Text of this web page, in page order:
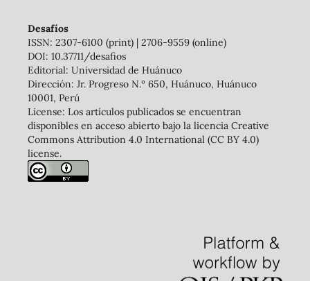
Desafíos
ISSN: 2307-6100 (print) | 2706-9559 (online)
DOI: 10.37711/desafios
Editorial: Universidad de Huánuco
Dirección: Jr. Progreso N.º 650, Huánuco, Huánuco
10001, Perú
License: Los artículos publicados se encuentran
disponibles en acceso abierto bajo la licencia Creative
Commons Attribution 4.0 International (CC BY 4.0)
license.